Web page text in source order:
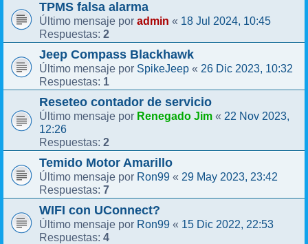
TPMS falsa alarma
Último mensaje por admin « 18 Jul 2024, 10:45
Respuestas: 2
Jeep Compass Blackhawk
Último mensaje por SpikeJeep « 26 Dic 2023, 10:32
Respuestas: 1
Reseteo contador de servicio
Último mensaje por Renegado Jim « 22 Nov 2023,
12:26
Respuestas: 2
Temido Motor Amarillo
Último mensaje por Ron99 « 29 May 2023, 23:42
Respuestas: 7
WIFI con UConnect?
Último mensaje por Ron99 « 15 Dic 2022, 22:53
Respuestas: 4